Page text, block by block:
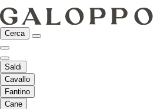
Cerca
Saldi
Cavallo
Fantino
Cane